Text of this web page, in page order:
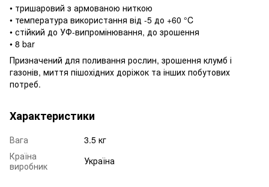
• тришаровий з армованою ниткою
• температура використання від -5 до +60 °C
• стійкий до УФ-випромінювання, до зрошення
• 8 bar
Призначений для поливання рослин, зрошення клумб і
газонів, миття пішохідних доріжок та інших побутових
потреб.
Характеристики
Вага
3.5 кг
Країна
виробник
Україна